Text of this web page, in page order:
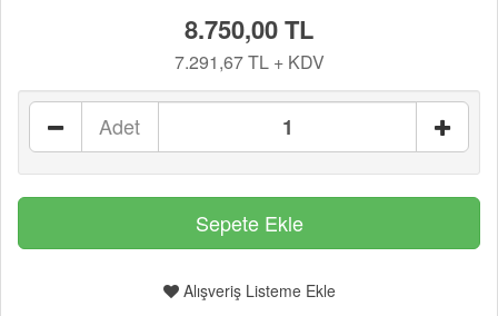
8.750,00 TL
7.291,67 TL + KDV
Adet
Alışveriş Listeme Ekle